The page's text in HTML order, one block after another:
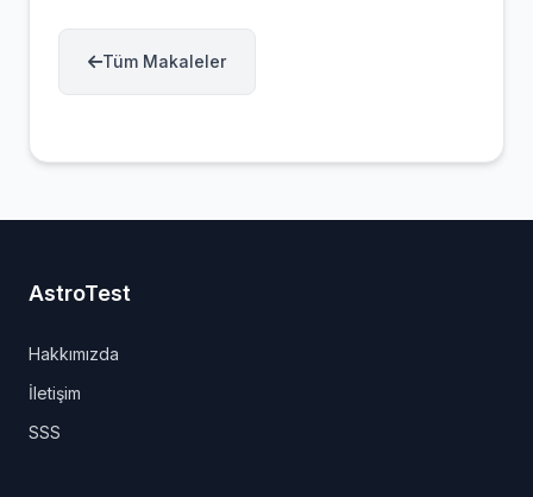
Tüm Makaleler
AstroTest
Hakkımızda
İletişim
SSS